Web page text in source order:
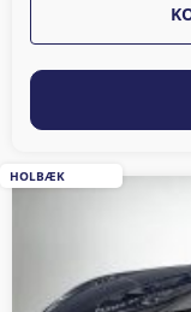
HOLBÆK